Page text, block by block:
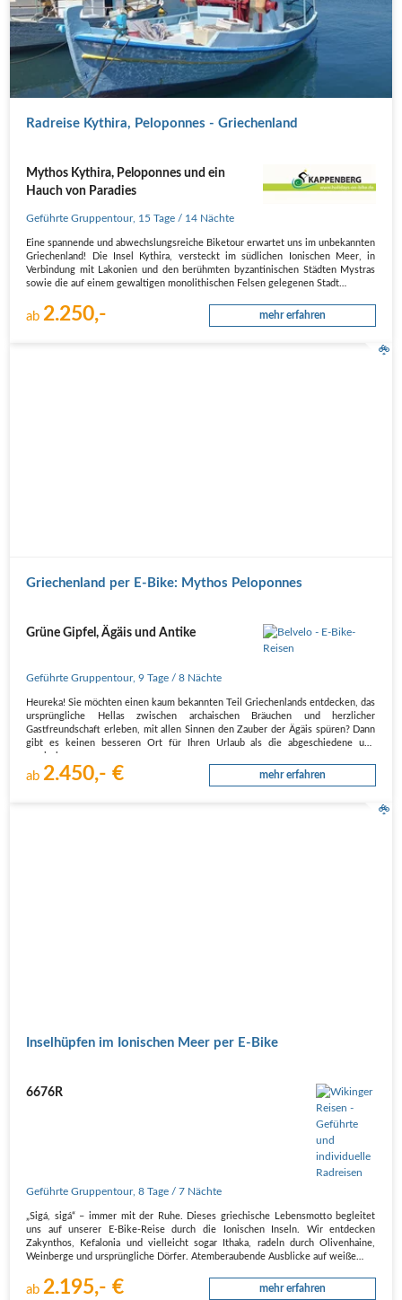
Radreise Kythira, Peloponnes - Griechenland
Mythos Kythira, Peloponnes und ein
Hauch von Paradies
Geführte Gruppentour, 15 Tage / 14 Nächte
Eine spannende und abwechslungsreiche Biketour erwartet uns im unbekannten
Griechenland! Die Insel Kythira, versteckt im südlichen Ionischen Meer, in
Verbindung mit Lakonien und den berühmten byzantinischen Städten Mystras
sowie die auf einem gewaltigen monolithischen Felsen gelegenen Stadt…
ab 2.250,- mehr erfahren
Griechenland per E-Bike: Mythos Peloponnes
Grüne Gipfel, Ägäis und Antike
Geführte Gruppentour,9 Tage / 8 Nächte
Heureka! Sie möchten einen kaum bekannten Teil Griechenlands entdecken, das
ursprüngliche Hellas zwischen archaischen Bräuchen und herzlicher
Gastfreundschaft erleben, mit allen Sinnen den Zauber der Ägäis spüren? Dann
gibt es keinen besseren Ort für Ihren Urlaub als die abgeschiedene und
ab 2.450,- € mehr erfahren
Inselhüpfen im Ionischen Meer per E-Bike
6676R
Geführte Gruppentour,8 Tage/ 7 Nächte
„Sigá, sigá“ – immer mit der Ruhe. Dieses griechische Lebensmotto begleitet
uns auf unserer E-Bike-Reise durch die Ionischen Inseln. Wir entdecken
Zakynthos, Kefalonia und vielleicht sogar Ithaka, radeln durch Olivenhaine,
Weinberge und ursprüngliche Dörfer. Atemberaubende Ausblicke auf weiße…
ab2.195,- € mehr erfahren